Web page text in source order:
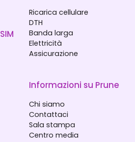
Ricarica cellulare
DTH
Banda larga
Elettricità
Assicurazione
Informazioni su Prune
Chi siamo
Contattaci
Sala stampa
Centro media